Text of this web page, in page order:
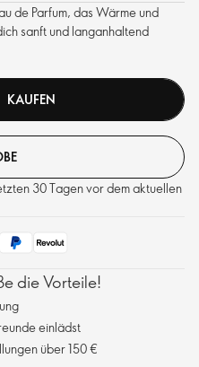
de Parfum, das Wärme und
sanft und langanhaltend
KAUFEN
30 Tagen vor dem aktuellen
die Vorteile!
einlädst
über 150 €